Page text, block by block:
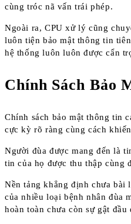
cùng tróc nã vấn trái phép.
Ngoài ra, CPU xử lý cũng
luôn tiện bảo mật thông tin
hệ thống luôn luôn được cẩn
Chính Sách Bảo
Chính sách bảo mật thông tin
cực kỳ rõ ràng cùng cách
Người đùa được mang đến là
tin của họ được thu thập cùng
Nền tảng khẳng định chưa bài
của nhiều loại bệnh nhân đùa
hoàn toàn chưa còn sự gật đầu